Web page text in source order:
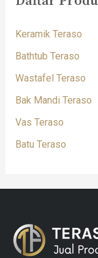
Keramik Teraso
Bathtub Teraso
Wastafel Teraso
Bak Mandi Teraso
Vas Teraso
Batu Teraso